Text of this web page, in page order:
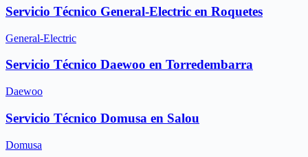
Servicio Técnico General-Electric en Roquetes
General-Electric
Servicio Técnico Daewoo en Torredembarra
Daewoo
Servicio Técnico Domusa en Salou
Domusa